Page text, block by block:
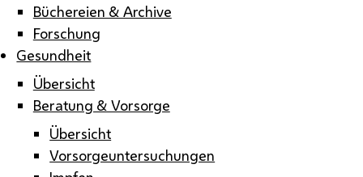
Büchereien & Archive
Forschung
Gesundheit
Übersicht
Beratung & Vorsorge
Übersicht
Vorsorgeuntersuchungen